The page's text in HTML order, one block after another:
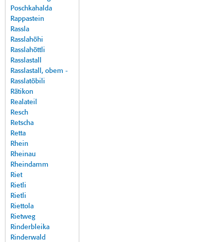
Poschkahalda
Rappastein
Rassla
Rasslahöhi
Rasslahöttli
Rasslastall
Rasslastall, obem -
Rasslatöbili
Rätikon
Realateil
Resch
Retscha
Retta
Rhein
Rheinau
Rheindamm
Riet
Rietli
Rietli
Riettola
Rietweg
Rinderbleika
Rinderwald